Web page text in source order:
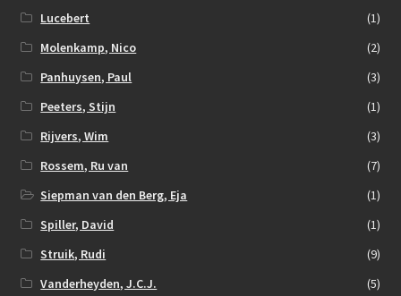
Lucebert
(1)
Molenkamp, Nico
(2)
Panhuysen, Paul
(3)
Peeters, Stijn
(1)
Rijvers, Wim
(3)
Rossem, Ru van
(7)
Siepman van den Berg, Eja
(1)
Spiller, David
(1)
Struik, Rudi
(9)
Vanderheyden, J.C.J.
(5)